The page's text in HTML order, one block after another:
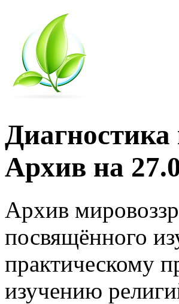
Архив на
Архив
посвящённого
практическому
изучению